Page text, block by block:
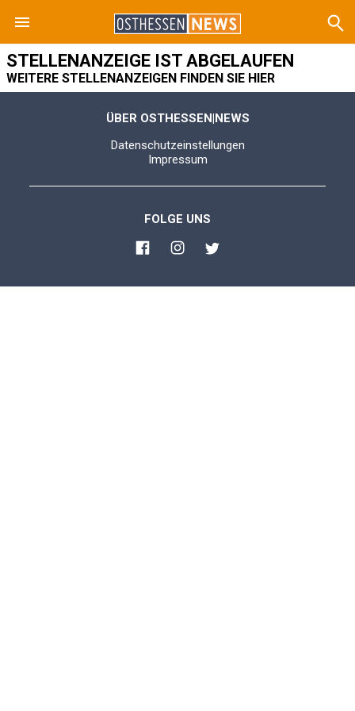
STELLENANZEIGE IST ABGELAUFEN
WEITERE STELLENANZEIGEN FINDEN SIE HIER
ÜBER OSTHESSEN|NEWS
Datenschutzeinstellungen
Impressum
FOLGE UNS